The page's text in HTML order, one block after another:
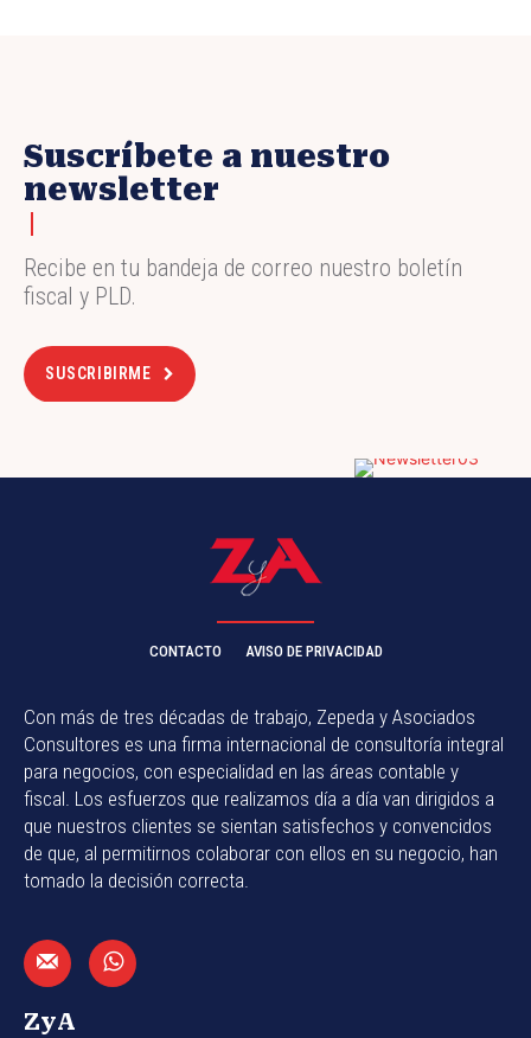
Suscríbete a nuestro
newsletter
Recibe en tu bandeja de correo nuestro boletín
fiscal y PLD.
SUSCRIBIRME
CONTACTO AVISO DE PRIVACIDAD
Con más de tres décadas de trabajo, Zepeda y Asociados
Consultores es una firma internacional de consultoría integral
para negocios, con especialidad en las áreas contable y
fiscal. Los esfuerzos que realizamos día a día van dirigidos a
que nuestros clientes se sientan satisfechos y convencidos
de que, al permitirnos colaborar con ellos en su negocio, han
tomado la decisión correcta.
ZyA